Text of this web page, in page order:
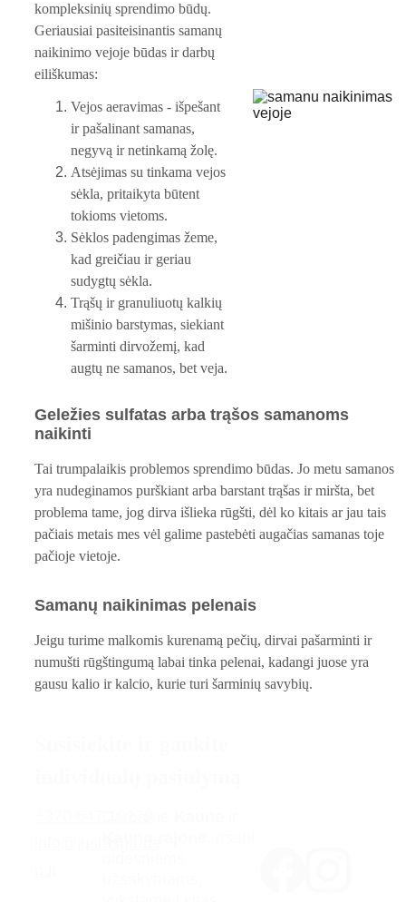
kompleksinių sprendimo būdų.
Geriausiai pasiteisinantis samanų
naikinimo vejoje būdas ir darbų
eiliškumas:
Vejos aeravimas - išpešant
ir pašalinant samanas,
negyvą ir netinkamą žolę.
Atsėjimas su tinkama vejos
sėkla, pritaikyta būtent
tokioms vietoms.
Sėklos padengimas žeme,
kad greičiau ir geriau
sudygtų sėkla.
Trąšų ir granuliuotų kalkių
mišinio barstymas, siekiant
šarminti dirvožemį, kad
augtų ne samanos, bet veja.
Geležies sulfatas arba trąšos samanoms
naikinti
Tai trumpalaikis problemos sprendimo būdas. Jo metu samanos
yra nudeginamos purškiant arba barstant trąšas ir miršta, bet
problema tame, jog dirva išlieka rūgšti, dėl ko kitais ar jau tais
pačiais metais mes vėl galime pastebėti augačias samanas toje
pačioje vietoje.
Samanų naikinimas pelenais
Jeigu turime malkomis kurenamą pečių, dirvai pašarminti ir
numušti rūgštingumą labai tinka pelenai, kadangi juose yra
gausu kalio ir kalcio, kurie turi šarminių savybių.